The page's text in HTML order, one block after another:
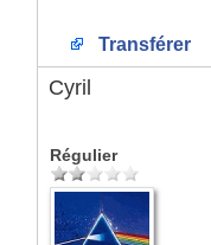
Transférer
Cyril
Régulier